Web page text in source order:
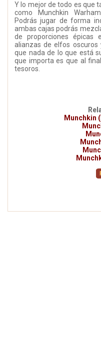
Y lo mejor de todo es que
como Munchkin
Podrás jugar de forma
ambas cajas podrás
de proporciones épicas
alianzas de elfos
que nada de lo que está
que importa es que al
tesoros.
Munchkin